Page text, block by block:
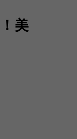
美